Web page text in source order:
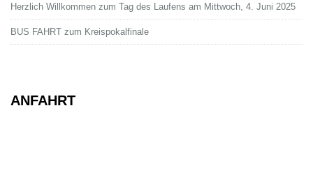
Herzlich Willkommen zum Tag des Laufens am Mittwoch, 4. Juni 2025
BUS FAHRT zum Kreispokalfinale
ANFAHRT